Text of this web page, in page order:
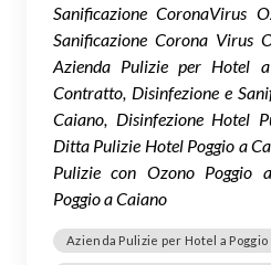
Sanificazione CoronaVirus
Sanificazione Corona Virus
Azienda Pulizie per Hotel
Contratto, Disinfezione e
Caiano, Disinfezione Hotel
Ditta Pulizie Hotel Poggio a
Pulizie con Ozono Poggio
Poggio a Caiano
Azienda Pulizie per Hotel a